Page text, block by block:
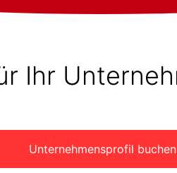
Ihr
Unternehmensprofil buchen